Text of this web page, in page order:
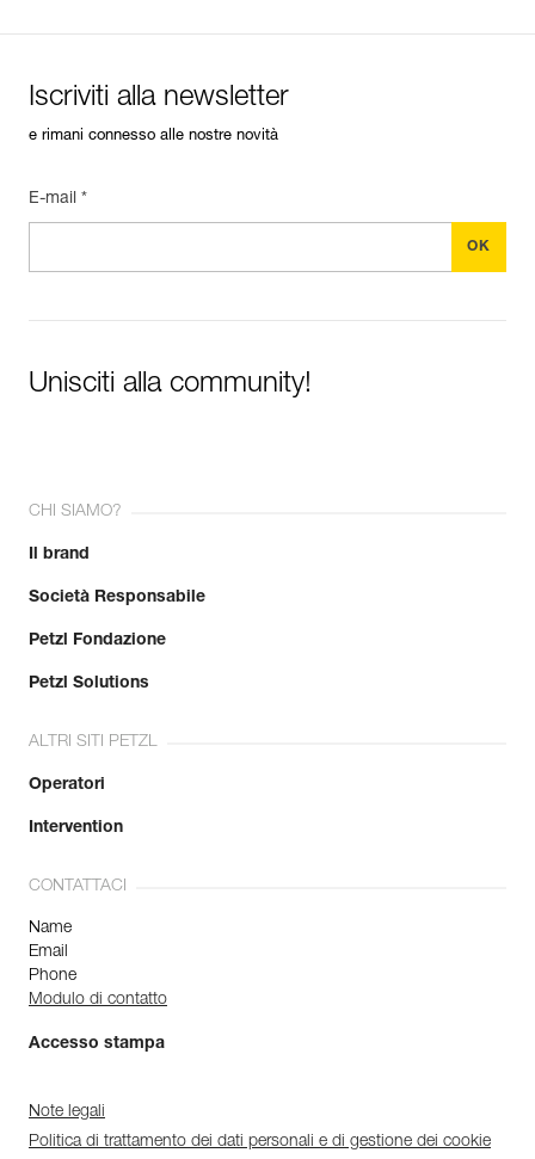
Iscriviti alla newsletter
e rimani connesso alle nostre novità
E-mail *
Unisciti alla community!
CHI SIAMO?
Il brand
Società Responsabile
Petzl Fondazione
Petzl Solutions
ALTRI SITI PETZL
Operatori
Intervention
CONTATTACI
Name
Email
Phone
Modulo di contatto
Accesso stampa
Note legali
Politica di trattamento dei dati personali e di gestione dei cookie